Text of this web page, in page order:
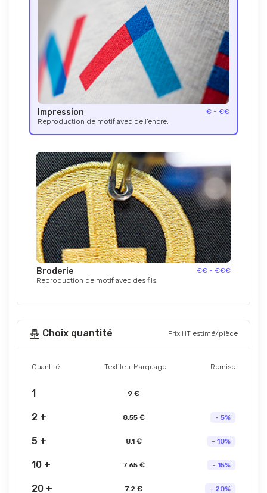
Impression
€ - €€
Reproduction de motif avec de l’encre.
Broderie
€€ - €€€
Reproduction de motif avec des fils.
Choix quantité Prix HT estimé/pièce
Quantité Textile + Marquage Remise
1 9 €
2 + 8.55 € - 5%
5 + 8.1 € - 10%
10 + 7.65 € - 15%
20 + 7.2 € - 20%